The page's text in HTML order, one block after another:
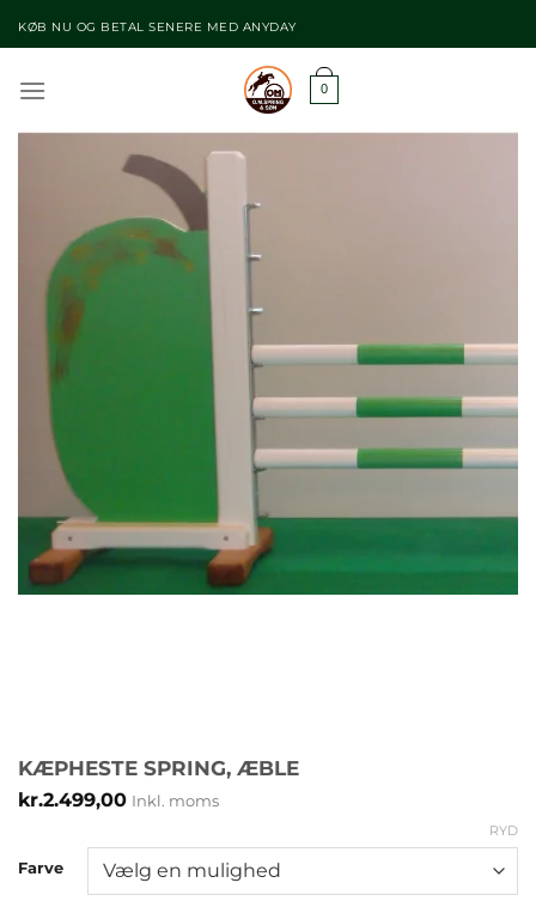
til
KØB NU OG BETAL SENERE MED ANYDAY
0
KÆPHESTE SPRING, ÆBLE
kr.2.499,00 Inkl. moms
Farve
RYD